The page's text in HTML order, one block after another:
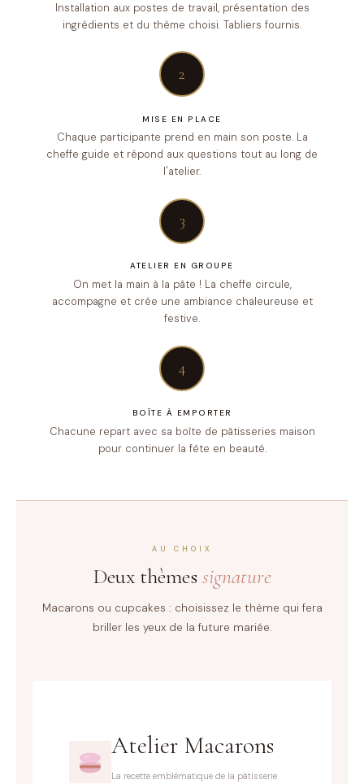
Installation aux postes de travail, présentation des
ingrédients et du thème choisi. Tabliers fournis.
2
MISE EN PLACE
Chaque participante prend en main son poste. La
cheffe guide et répond aux questions tout au long de
l'atelier.
3
ATELIER EN GROUPE
On met la main à la pâte ! La cheffe circule,
accompagne et crée une ambiance chaleureuse et
festive.
4
BOÎTE À EMPORTER
Chacune repart avec sa boîte de pâtisseries maison
pour continuer la fête en beauté.
AU CHOIX
Deux thèmessignature
Macarons ou cupcakes : choisissez le thème qui fera
briller les yeux de la future mariée.
Atelier Macarons
La recette emblématique de la pâtisserie